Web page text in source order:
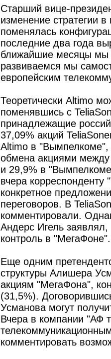
Старший вице-
изменение стратегии
поменялась
последние два года
ближайшие месяцы мы
развиваемся мы
европейским
Теоретически Altimo
поменявшись с
принадлежащие
37,09% акций
Altimo в "Вымпелкоме",
обмена акциями
и 29,9% в
вчера
конкретное
переговоров. В
комментировали.
Андерс Игель заявлял,
контроль в "МегаФоне".
Еще одним
структуры Алишера
акциям "МегаФона",
(31,5%).
Усманова могут
Вчера в компании "АФ
комментировать